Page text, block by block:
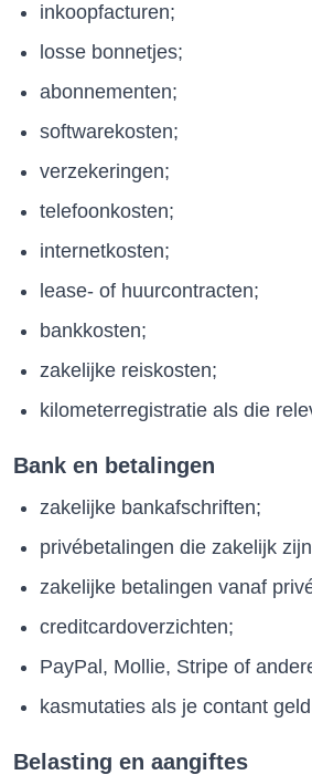
inkoopfacturen;
losse bonnetjes;
abonnementen;
softwarekosten;
verzekeringen;
telefoonkosten;
internetkosten;
lease- of huurcontracten;
bankkosten;
zakelijke reiskosten;
kilometerregistratie als die
Bank en betalingen
zakelijke bankafschriften;
privébetalingen die zakelijk
zakelijke betalingen vanaf
creditcardoverzichten;
PayPal, Mollie, Stripe of
kasmutaties als je contant
Belasting en aangiftes